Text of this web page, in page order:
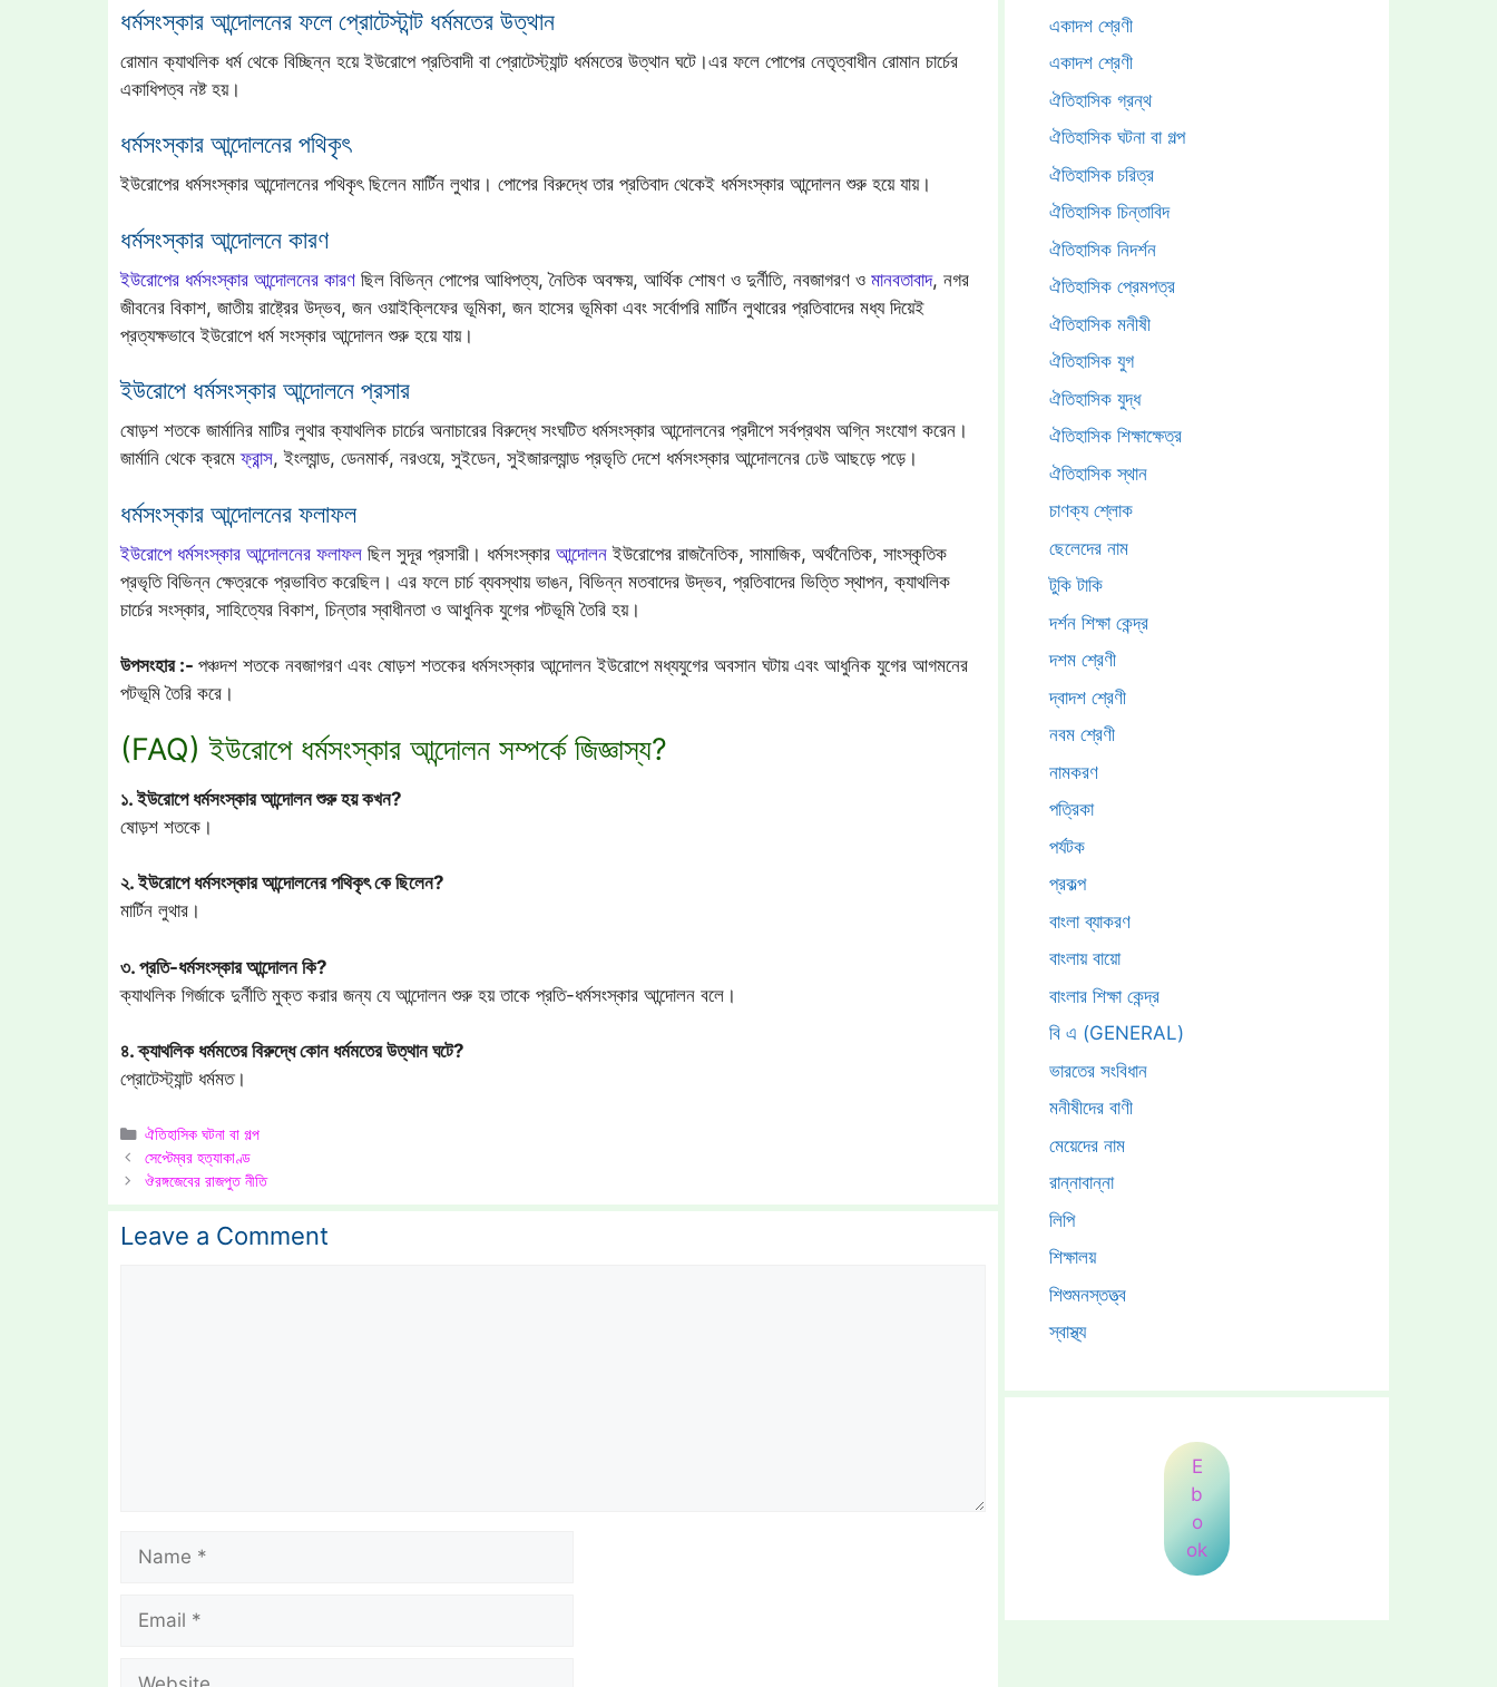
ধর্মসংস্কার আন্দোলনের ফলে প্রোটেস্টান্ট ধর্মমতের উত্থান
রোমান ক্যাথলিক ধর্ম থেকে বিচ্ছিন্ন হয়ে ইউরোপে প্রতিবাদী বা প্রোটেস্ট্যান্ট ধর্মমতের উত্থান ঘটে।এর ফলে পোপের নেতৃত্বাধীন রোমান চার্চের
একাধিপত্ব নষ্ট হয়।
ধর্মসংস্কার আন্দোলনের পথিকৃৎ
ইউরোপের ধর্মসংস্কার আন্দোলনের পথিকৃৎ ছিলেন মার্টিন লুথার। পোপের বিরুদ্ধে তার প্রতিবাদ থেকেই ধর্মসংস্কার আন্দোলন শুরু হয়ে যায়।
ধর্মসংস্কার আন্দোলনে কারণ
ইউরোপের ধর্মসংস্কার আন্দোলনের কারণ ছিল বিভিন্ন পোপের আধিপত্য, নৈতিক অবক্ষয়, আর্থিক শোষণ ও দুর্নীতি, নবজাগরণ ও মানবতাবাদ, নগর
জীবনের বিকাশ, জাতীয় রাষ্ট্রের উদ্ভব, জন ওয়াইক্লিফের ভূমিকা, জন হাসের ভূমিকা এবং সর্বোপরি মার্টিন লুথারের প্রতিবাদের মধ্য দিয়েই
প্রত্যক্ষভাবে ইউরোপে ধর্ম সংস্কার আন্দোলন শুরু হয়ে যায়।
ইউরোপে ধর্মসংস্কার আন্দোলনে প্রসার
ষোড়শ শতকে জার্মানির মাটির লুথার ক্যাথলিক চার্চের অনাচারের বিরুদ্ধে সংঘটিত ধর্মসংস্কার আন্দোলনের প্রদীপে সর্বপ্রথম অগ্নি সংযোগ করেন।
জার্মানি থেকে ক্রমেফ্রান্স, ইংল্যান্ড, ডেনমার্ক, নরওয়ে, সুইডেন, সুইজারল্যান্ড প্রভৃতি দেশে ধর্মসংস্কার আন্দোলনের ঢেউ আছড়ে পড়ে।
ধর্মসংস্কার আন্দোলনের ফলাফল
ইউরোপে ধর্মসংস্কার আন্দোলনের ফলাফল ছিল সুদূর প্রসারী। ধর্মসংস্কার আন্দোলন ইউরোপের রাজনৈতিক, সামাজিক, অর্থনৈতিক, সাংস্কৃতিক
প্রভৃতি বিভিন্ন ক্ষেত্রকে প্রভাবিত করেছিল। এর ফলে চার্চ ব্যবস্থায় ভাঙন, বিভিন্ন মতবাদের উদ্ভব, প্রতিবাদের ভিত্তি স্থাপন, ক্যাথলিক
চার্চের সংস্কার, সাহিত্যের বিকাশ, চিন্তার স্বাধীনতা ও আধুনিক যুগের পটভূমি তৈরি হয়।
উপসংহার :- পঞ্চদশ শতকে নবজাগরণ এবং ষোড়শ শতকের ধর্মসংস্কার আন্দোলন ইউরোপে মধ্যযুগের অবসান ঘটায় এবং আধুনিক যুগের আগমনের
পটভূমি তৈরি করে।
(FAQ) ইউরোপে ধর্মসংস্কার আন্দোলন সম্পর্কে জিজ্ঞাস্য?
১. ইউরোপে ধর্মসংস্কার আন্দোলন শুরু হয় কখন?
ষোড়শ শতকে।
২. ইউরোপে ধর্মসংস্কার আন্দোলনের পথিকৃৎ কে ছিলেন?
মার্টিন লুথার।
৩. প্রতি-ধর্মসংস্কার আন্দোলন কি?
ক্যাথলিক গির্জাকে দুর্নীতি মুক্ত করার জন্য যে আন্দোলন শুরু হয় তাকে প্রতি-ধর্মসংস্কার আন্দোলন বলে।
৪. ক্যাথলিক ধর্মমতের বিরুদ্ধে কোন ধর্মমতের উত্থান ঘটে?
প্রোটেস্ট্যান্ট ধর্মমত।
Categories
ঐতিহাসিক ঘটনা বা গল্প
সেপ্টেম্বর হত্যাকাণ্ড
ঔরঙ্গজেবের রাজপুত নীতি
Leave a Comment
একাদশ শ্রেণী
একাদশ শ্রেণী
ঐতিহাসিক গ্রন্থ
ঐতিহাসিক ঘটনা বা গল্প
ঐতিহাসিক চরিত্র
ঐতিহাসিক চিন্তাবিদ
ঐতিহাসিক নিদর্শন
ঐতিহাসিক প্রেমপত্র
ঐতিহাসিক মনীষী
ঐতিহাসিক যুগ
ঐতিহাসিক যুদ্ধ
ঐতিহাসিক শিক্ষাক্ষেত্র
ঐতিহাসিক স্থান
চাণক্য শ্লোক
ছেলেদের নাম
টুকি টাকি
দর্শন শিক্ষা কেন্দ্র
দশম শ্রেণী
দ্বাদশ শ্রেণী
নবম শ্রেণী
নামকরণ
পত্রিকা
পর্যটক
প্রকল্প
বাংলা ব্যাকরণ
বাংলায় বায়ো
বাংলার শিক্ষা কেন্দ্র
বি এ (GENERAL)
ভারতের সংবিধান
মনীষীদের বাণী
মেয়েদের নাম
রান্নাবান্না
লিপি
শিক্ষালয়
শিশুমনস্তত্ত্ব
স্বাস্থ্য
E
b
o
ok